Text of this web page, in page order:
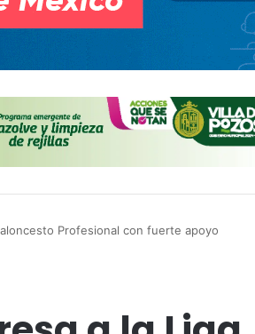
Profesional con fuerte apoyo